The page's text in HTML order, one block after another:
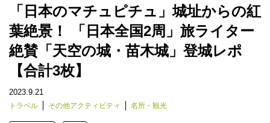
「日本のマチュピチュ」城址からの紅
葉絶景！ 「日本全国2周」旅ライター
絶賛「天空の城・苗木城」登城レポ
【合計3枚】
2023.9.21
トラベル その他アクティビティ 名所・観光